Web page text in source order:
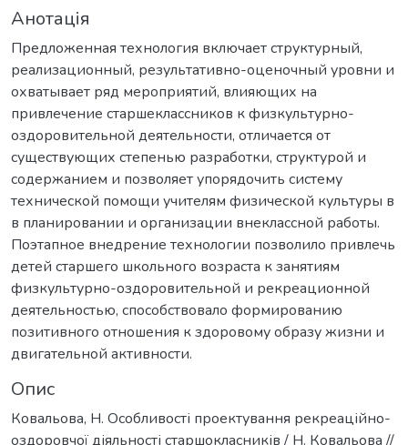
Анотація
Предложенная технология включает структурный,
реализационный, результативно-оценочный уровни и
охватывает ряд мероприятий, влияющих на
привлечение старшеклассников к физкультурно-
оздоровительной деятельности, отличается от
существующих степенью разработки, структурой и
содержанием и позволяет упорядочить систему
технической помощи учителям физической культуры в
в планировании и организации внеклассной работы.
Поэтапное внедрение технологии позволило привлечь
детей старшего школьного возраста к занятиям
физкультурно-оздоровительной и рекреационной
деятельностью, способствовало формированию
позитивного отношения к здоровому образу жизни и
двигательной активности.
Опис
Ковальова, Н. Особливості проектування рекреаційно-
оздоровчої діяльності старшокласників / Н. Ковальова //